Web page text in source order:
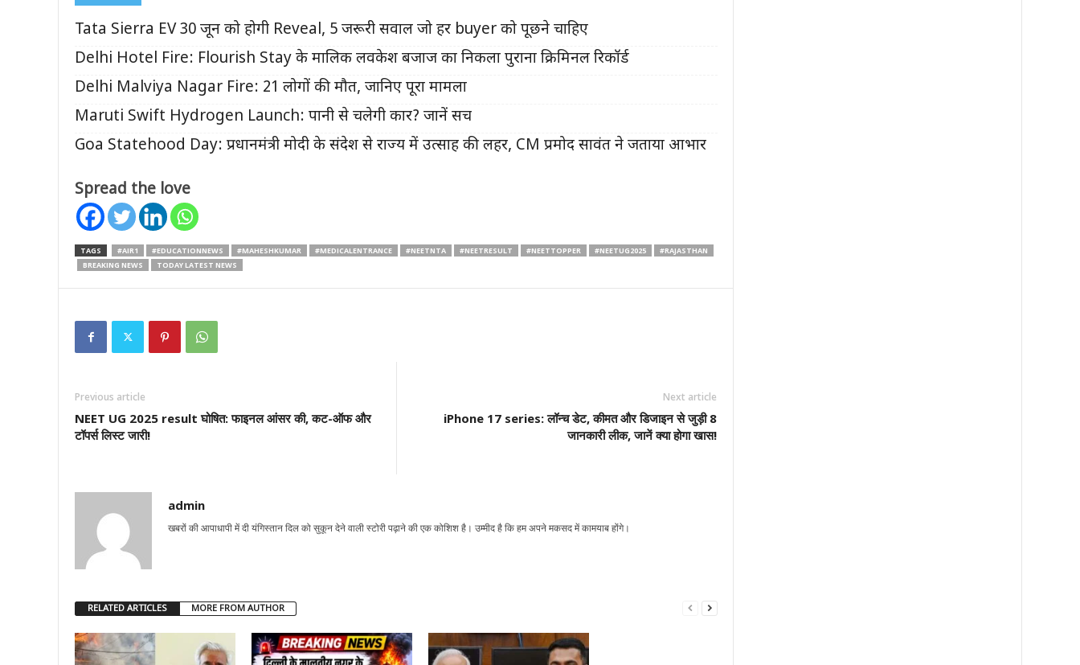
Tata Sierra EV 30 जून को होगी Reveal, 5 जरूरी सवाल जो हर buyer को पूछने चाहिए
Delhi Hotel Fire: Flourish Stay के मालिक लवकेश बजाज का निकला पुराना क्रिमिनल रिकॉर्ड
Delhi Malviya Nagar Fire: 21 लोगों की मौत, जानिए पूरा मामला
Maruti Swift Hydrogen Launch: पानी से चलेगी कार? जानें सच
Goa Statehood Day: प्रधानमंत्री मोदी के संदेश से राज्य में उत्साह की लहर, CM प्रमोद सावंत ने जताया आभार
Spread the love
TAGS #AIR1 #EDUCATIONNEWS #MAHESHKUMAR #MEDICALENTRANCE #NEETNTA #NEETRESULT #NEETTOPPER #NEETUG2025
#RAJASTHAN
BREAKING NEWS
TODAY LATEST NEWS
Previous article
NEET UG 2025 result घोषित: फाइनल आंसर की, कट-ऑफ और
टॉपर्स लिस्ट जारी!
Next article
iPhone 17 series: लॉन्च डेट, कीमत और डिजाइन से जुड़ी 8
जानकारी लीक, जानें क्या होगा खास!
admin
खबरों की आपाधापी में दी यंगिस्तान दिल को सुकून देने वाली स्टोरी पढ़ाने की एक कोशिश है। उम्मीद है कि हम अपने मकसद में कामयाब होंगे।
RELATED ARTICLES MORE FROM AUTHOR